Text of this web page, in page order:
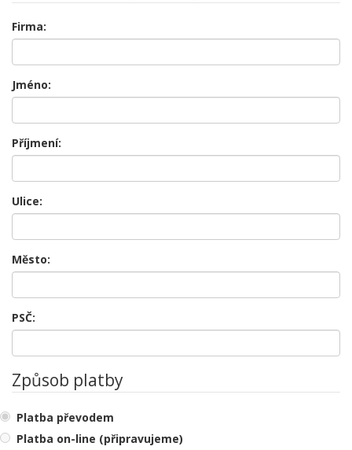
Firma:
Jméno:
Příjmení:
Ulice:
Město:
PSČ:
Způsob platby
Platba převodem
Platba on-line (připravujeme)